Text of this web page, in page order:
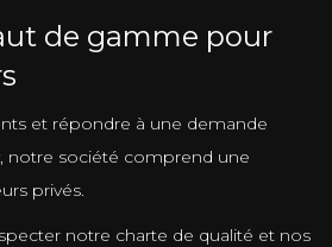
de gamme pour
et répondre à une demande
notre société comprend une
privés.
notre charte de qualité et nos